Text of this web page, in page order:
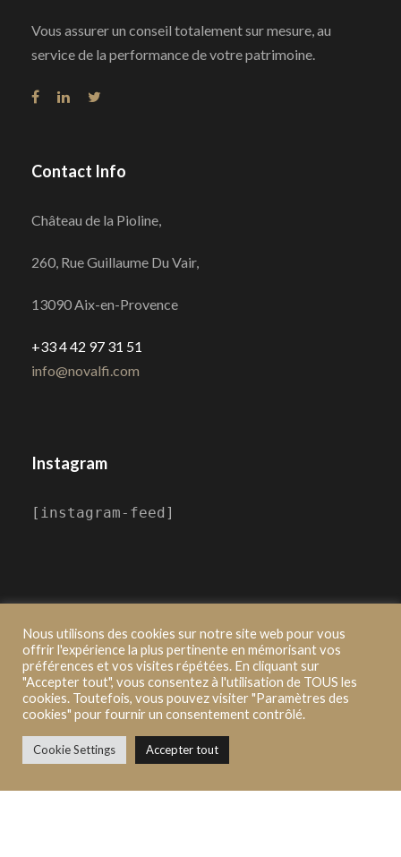
Vous assurer un conseil totalement sur mesure, au
service de la performance de votre patrimoine.
Contact Info
Château de la Pioline,
260, Rue Guillaume Du Vair,
13090 Aix-en-Provence
+33 4 42 97 31 51
info@novalfi.com
Instagram
[instagram-feed]
2021 ©Novalfi, Made by Pure moment
Mentions Légales |Politique de confidentialité |
Procédure de traitement des réclamations |
Nous utilisons des cookies sur notre site web pour vous
offrir l'expérience la plus pertinente en mémorisant vos
préférences et vos visites répétées. En cliquant sur
"Accepter tout", vous consentez à l'utilisation de TOUS les
cookies. Toutefois, vous pouvez visiter "Paramètres des
cookies" pour fournir un consentement contrôlé.
Cookie Settings Accepter tout